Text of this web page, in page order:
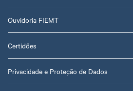
Ouvidoria FIEMT
Certidões
Privacidade e Proteção de Dados